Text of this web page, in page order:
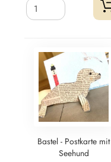
Bastel - Postkarte mit
Seehund